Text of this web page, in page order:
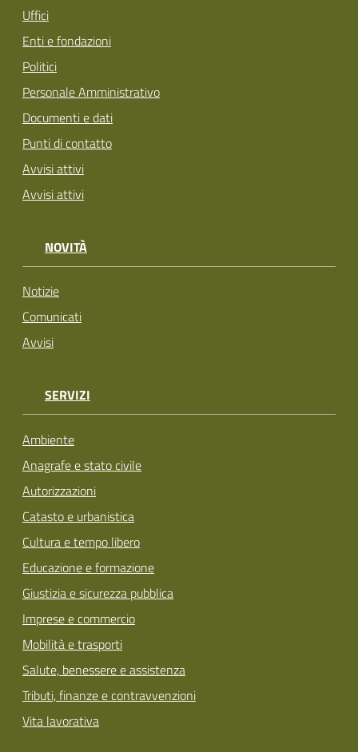
Uffici
Enti e fondazioni
Politici
Personale Amministrativo
Documenti e dati
Punti di contatto
Avvisi attivi
Avvisi attivi
NOVITÀ
Notizie
Comunicati
Avvisi
SERVIZI
Ambiente
Anagrafe e stato civile
Autorizzazioni
Catasto e urbanistica
Cultura e tempo libero
Educazione e formazione
Giustizia e sicurezza pubblica
Imprese e commercio
Mobilità e trasporti
Salute, benessere e assistenza
Tributi, finanze e contravvenzioni
Vita lavorativa